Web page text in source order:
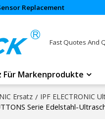
Replacement
Fast Quotes And
Für Markenprodukte
Ersatz / IPF ELECTRONIC
Serie Edelstahl-